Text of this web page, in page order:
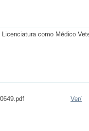
como Médico
Ver/